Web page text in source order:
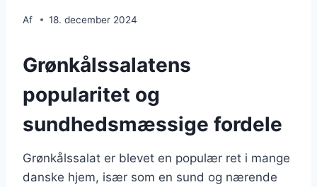
Af 18. december 2024
Grønkålssalatens
popularitet og
sundhedsmæssige fordele
Grønkålssalat er blevet en populær ret i mange
danske hjem, især som en sund og nærende